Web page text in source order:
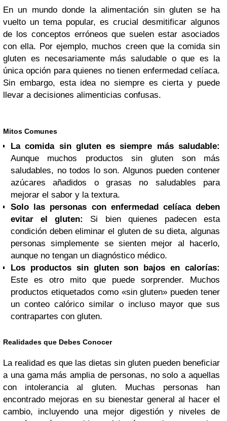
En un mundo donde la alimentación sin gluten se ha
vuelto un tema popular, es crucial desmitificar algunos
de los conceptos erróneos que suelen estar asociados
con ella. Por ejemplo, muchos creen que la comida sin
gluten es necesariamente más saludable o que es la
única opción para quienes no tienen enfermedad celíaca.
Sin embargo, esta idea no siempre es cierta y puede
llevar a decisiones alimenticias confusas.
Mitos Comunes
La comida sin gluten es siempre más saludable:
Aunque muchos productos sin gluten son más
saludables, no todos lo son. Algunos pueden contener
azúcares añadidos o grasas no saludables para
mejorar el sabor y la textura.
Solo las personas con enfermedad celíaca deben
evitar el gluten:
Si bien quienes padecen esta
condición deben eliminar el gluten de su dieta, algunas
personas simplemente se sienten mejor al hacerlo,
aunque no tengan un diagnóstico médico.
Los productos sin gluten son bajos en calorías:
Este es otro mito que puede sorprender. Muchos
productos etiquetados como «sin gluten» pueden tener
un conteo calórico similar o incluso mayor que sus
contrapartes con gluten.
Realidades que Debes Conocer
La realidad es que las dietas sin gluten pueden beneficiar
a una gama más amplia de personas, no solo a aquellas
con intolerancia al gluten. Muchas personas han
encontrado mejoras en su bienestar general al hacer el
cambio, incluyendo una mejor digestión y niveles de